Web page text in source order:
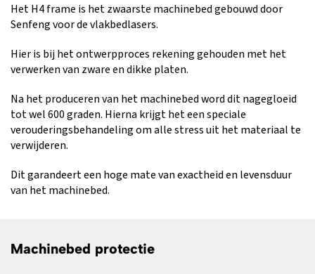
Het H4 frame is het zwaarste machinebed gebouwd door
Senfeng voor de vlakbedlasers.
Hier is bij het ontwerpproces rekening gehouden met het
verwerken van zware en dikke platen.
Na het produceren van het machinebed word dit nagegloeid
tot wel 600 graden. Hierna krijgt het een speciale
verouderingsbehandeling om alle stress uit het materiaal te
verwijderen.
Dit garandeert een hoge mate van exactheid en levensduur
van het machinebed.
Machinebed protectie